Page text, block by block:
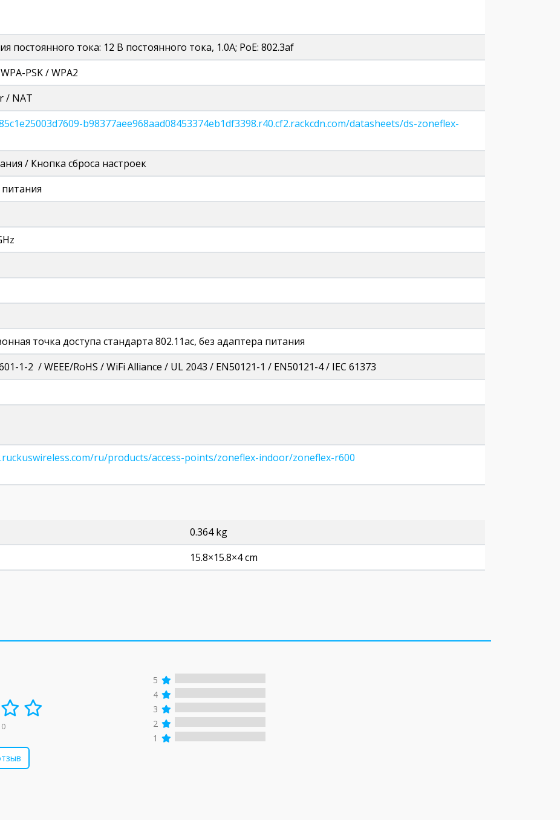
постоянного тока: 12 В постоянного тока, 1.0A; PoE: 802.3af
PSK / WPA2
/ NAT
b98377aee968aad08453374eb1df3398.r40.cf2.rackcdn.com/datasheets/ds-zoneflex-
/ Кнопка сброса настроек
точка доступа стандарта 802.11ac, без адаптера питания
1-2 / WEEE/RoHS / WiFi Alliance / UL 2043 / EN50121-1 / EN50121-4 / IEC 61373
ru/products/access-points/zoneflex-indoor/zoneflex-r600
0.364 kg
15.8×15.8×4 cm
5
4
3
2
1